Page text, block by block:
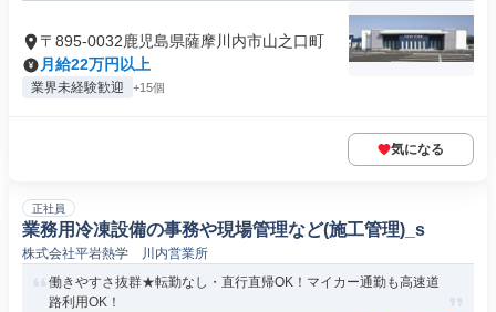
〒895-0032鹿児島県薩摩川内市山之口町
月給22万円以上
業界未経験歓迎 +15個
気になる
正社員
業務用冷凍設備の事務や現場管理など(施工管理)_s
株式会社平岩熱学 川内営業所
働きやすさ抜群★転勤なし・直行直帰OK！マイカー通勤も高速道
路利用OK！